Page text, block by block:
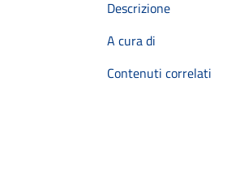
Descrizione
A cura di
Contenuti correlati